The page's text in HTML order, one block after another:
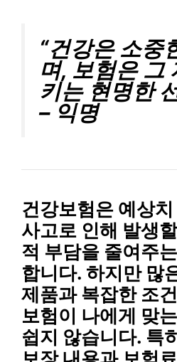
“건강은 소중
며, 보험은 그
키는 현명한
– 익명
건강보험은 예상
사고로 인해 발생
적 부담을 줄여주
합니다. 하지만 많
제품과 복잡한 조
보험이 나에게 맞
쉽지 않습니다. 특